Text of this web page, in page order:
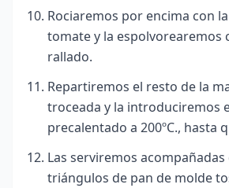
Rociaremos por encima con
tomate y la espolvorearemos
rallado.
Repartiremos el resto de la
troceada y la introduciremos
precalentado a 200ºC., hasta
Las serviremos acompañadas
triángulos de pan de molde